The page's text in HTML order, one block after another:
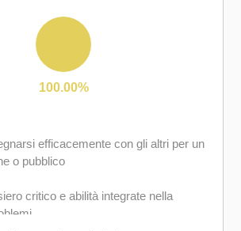
autonoma
e negoziare efficacemente con
proattivi e lungimiranti
e perseveranza nel raggiungimento
100.00%
efficacemente con gli altri per un
o pubblico
critico e abilità integrate nella